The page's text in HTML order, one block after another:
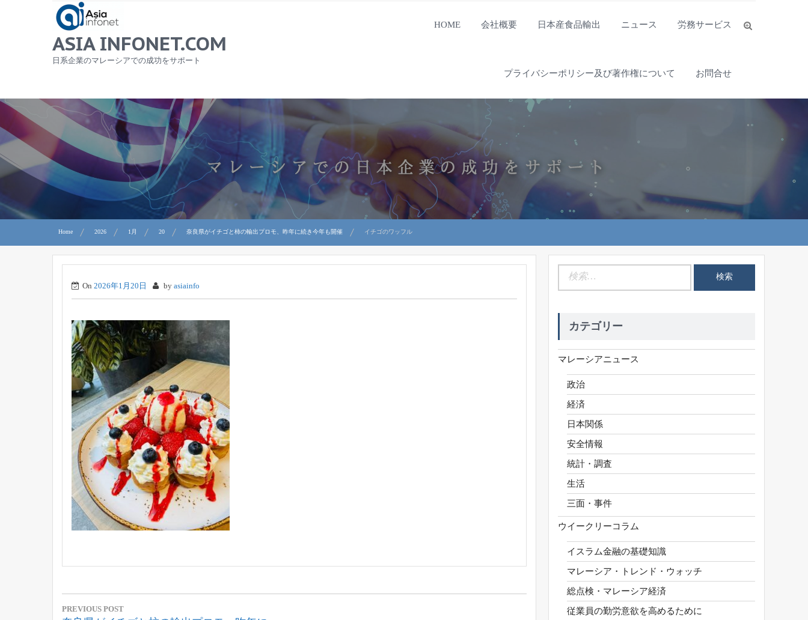
ASIA INFONET.COM
日系企業のマレーシアでの成功をサポート
HOME 会社概要 日本産食品輸出 ニュース 労務サービス
プライバシーポリシー及び著作権について お問合せ
Home 2026 1月 20 奈良県がイチゴと柿の輸出プロモ、昨年に続き今年も開催 イチゴのワッフル
On 2026年1月20日 by asiainfo
投
PREVIOUS POST
カテゴリー
マレーシアニュース
政治
経済
日本関係
安全情報
統計・調査
生活
三面・事件
ウイークリーコラム
イスラム金融の基礎知識
マレーシア・トレンド・ウォッチ
総点検・マレーシア経済
従業員の勤労意欲を高めるために